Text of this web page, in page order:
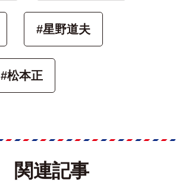
#星野道夫
#松本正
関連記事